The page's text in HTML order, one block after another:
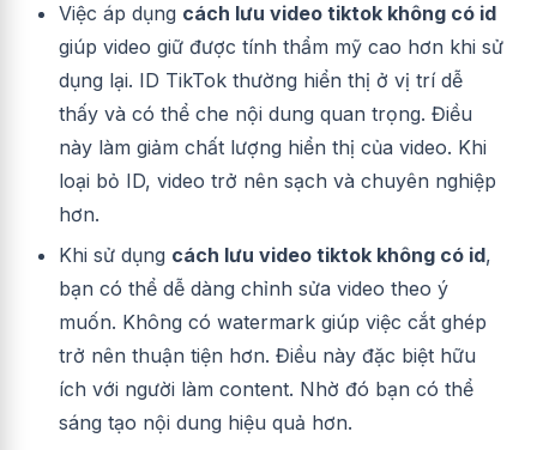
Việc áp dụng cách lưu video tiktok không có id
giúp video giữ được tính thẩm mỹ cao hơn khi sử
dụng lại. ID TikTok thường hiển thị ở vị trí dễ
thấy và có thể che nội dung quan trọng. Điều
này làm giảm chất lượng hiển thị của video. Khi
loại bỏ ID, video trở nên sạch và chuyên nghiệp
hơn.
Khi sử dụng cách lưu video tiktok không có id,
bạn có thể dễ dàng chỉnh sửa video theo ý
muốn. Không có watermark giúp việc cắt ghép
trở nên thuận tiện hơn. Điều này đặc biệt hữu
ích với người làm content. Nhờ đó bạn có thể
sáng tạo nội dung hiệu quả hơn.